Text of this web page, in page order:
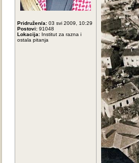
Pridružen/a: 03 svi 2009, 10:29
Postovi: 91048
Lokacija: Institut za razna i
ostala pitanja